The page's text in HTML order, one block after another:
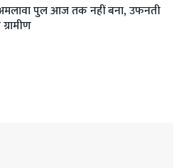
पुल आज तक नहीं बना, उफनती